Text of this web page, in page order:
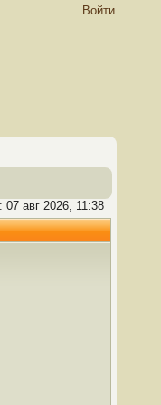
Войти
авг 2026, 11:38